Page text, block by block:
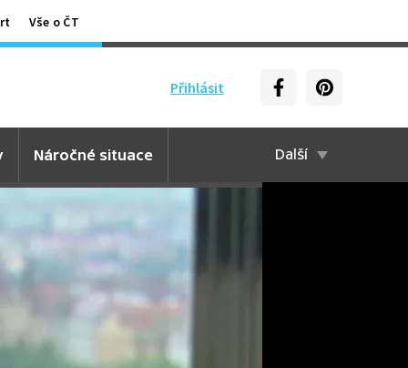
Vše o ČT
Přihlásit
Náročné situace Další